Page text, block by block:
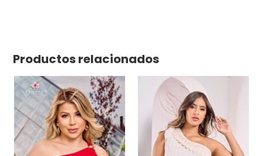
Productos relacionados